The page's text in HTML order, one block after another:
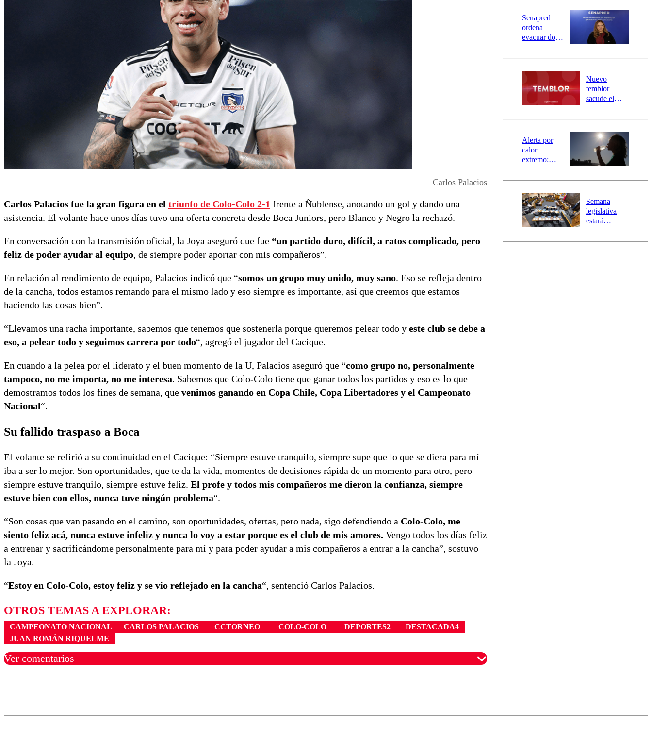
Carlos Palacios
Carlos Palacios fue la gran figura en el triunfo de Colo-Colo 2-1 frente a Ñublense, anotando un gol y dando una
asistencia. El volante hace unos días tuvo una oferta concreta desde Boca Juniors, pero Blanco y Negro la rechazó.
En conversación con la transmisión oficial, la Joya aseguró que fue “un partido duro, difícil, a ratos complicado, pero
feliz de poder ayudar al equipo, de siempre poder aportar con mis compañeros”.
En relación al rendimiento de equipo, Palacios indicó que “somos un grupo muy unido, muy sano. Eso se refleja dentro
de la cancha, todos estamos remando para el mismo lado y eso siempre es importante, así que creemos que estamos
haciendo las cosas bien”.
“Llevamos una racha importante, sabemos que tenemos que sostenerla porque queremos pelear todo y este club se debe a
eso, a pelear todo y seguimos carrera por todo“, agregó el jugador del Cacique.
En cuando a la pelea por el liderato y el buen momento de la U, Palacios aseguró que “como grupo no, personalmente
tampoco, no me importa, no me interesa. Sabemos que Colo-Colo tiene que ganar todos los partidos y eso es lo que
demostramos todos los fines de semana, que venimos ganando en Copa Chile, Copa Libertadores y el Campeonato
Nacional“.
Su fallido traspaso a Boca
El volante se refirió a su continuidad en el Cacique: “Siempre estuve tranquilo, siempre supe que lo que se diera para mí
iba a ser lo mejor. Son oportunidades, que te da la vida, momentos de decisiones rápida de un momento para otro, pero
siempre estuve tranquilo, siempre estuve feliz. El profe y todos mis compañeros me dieron la confianza, siempre
estuve bien con ellos, nunca tuve ningún problema“.
“Son cosas que van pasando en el camino, son oportunidades, ofertas, pero nada, sigo defendiendo a Colo-Colo, me
siento feliz acá, nunca estuve infeliz y nunca lo voy a estar porque es el club de mis amores. Vengo todos los días feliz
a entrenar y sacrificándome personalmente para mí y para poder ayudar a mis compañeros a entrar a la cancha”, sostuvo
la Joya.
“Estoy en Colo-Colo, estoy feliz y se vio reflejado en la cancha“, sentenció Carlos Palacios.
OTROS TEMAS A EXPLORAR:
CAMPEONATO NACIONAL CARLOS PALACIOS CCTORNEO COLO-COLO DEPORTES2
DESTACADA4
JUAN ROMÁN RIQUELME
Ver comentarios
Senapred
ordena
evacuar dos
Carahue por
río Damas:
activa
mensajería
SAE
Nuevo
temblor
sacude el
revisa la
epicentro
Alerta por
calor
extremo:
activa Alerta
Preventiva en
tres comunas
Semana
legislativa
estará
el fin de la